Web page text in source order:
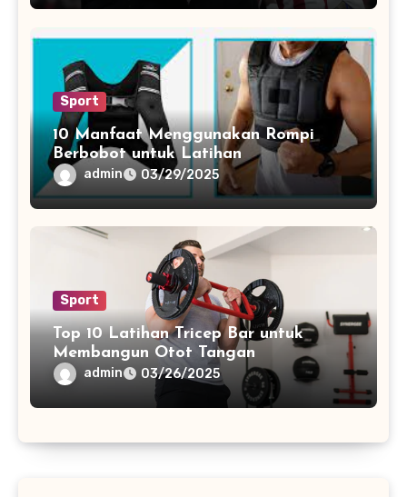
Sport
10 Manfaat Menggunakan Rompi
Berbobot untuk Latihan
admin 03/29/2025
Sport
Top 10 Latihan Tricep Bar untuk
Membangun Otot Tangan
admin 03/26/2025